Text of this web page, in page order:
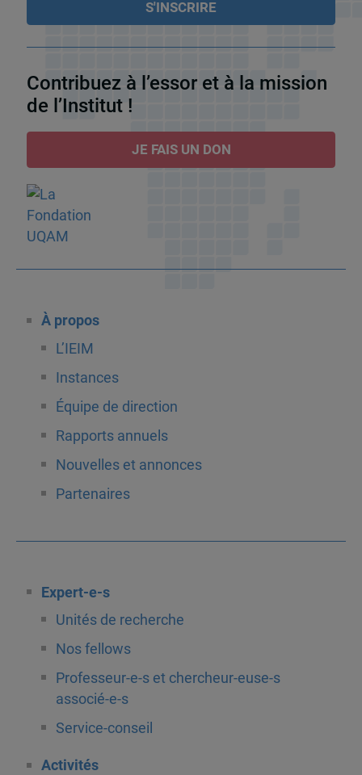
Contribuez à l’essor et à la mission
de l’Institut !
JE FAIS UN DON
À propos
L’IEIM
Instances
Équipe de direction
Rapports annuels
Nouvelles et annonces
Partenaires
Expert-e-s
Unités de recherche
Nos fellows
Professeur-e-s et chercheur-euse-s
associé-e-s
Service-conseil
Activités